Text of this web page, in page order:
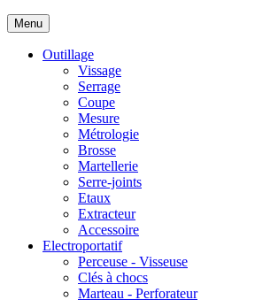
Menu
Outillage
Vissage
Serrage
Coupe
Mesure
Métrologie
Brosse
Martellerie
Serre-joints
Etaux
Extracteur
Accessoire
Electroportatif
Perceuse - Visseuse
Clés à chocs
Marteau - Perforateur